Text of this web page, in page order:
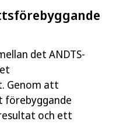
det ANDTS-
Genom att
förebyggande
och ett